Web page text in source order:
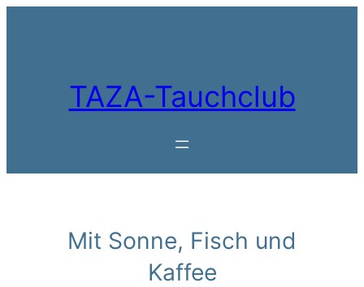
TAZA-Tauchclub
Mit Sonne, Fisch und
Kaffee